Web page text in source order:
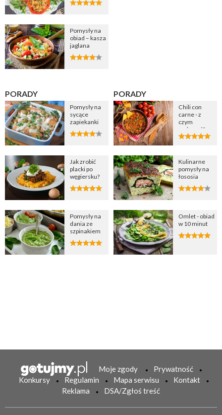
Pomysły na
obiad – kasza
jaglana
PORADY
Pomysły na
sycące
zapiekanki
Jak zrobić
placki po
węgiersku?
Pomysły na
dania ze
szpinakiem
PORADY
Chili con
carne - z
czym
podawać?
Kulinarne
pomysły na
łososia
Omlet - obiad
w 10 minut
Moje zgody
Prywatność
Konkursy
Regulamin Mapa serwisu
Kontakt
Reklama
DSA/Zgłoś treść